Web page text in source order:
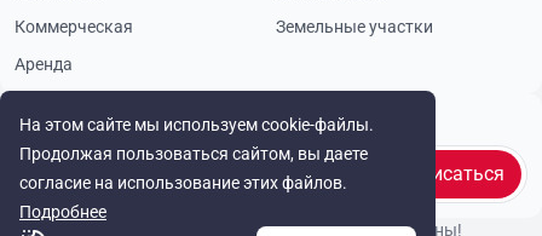
На этом сайте мы используем cookie-файлы.
Продолжая пользоваться сайтом, вы даете
согласие на использование этих файлов.
Подробнее
Будьте в курсе
Подписаться
Коммерческая
Земельные участки
Аренда
© Cyprus Realestate 2026. Все права защищены!